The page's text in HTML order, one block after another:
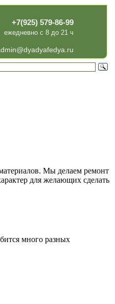
+7(925) 579-86-99
ежедневно с 8 до 21 ч
Мы делаем ремонт
для желающих сделать
много разных